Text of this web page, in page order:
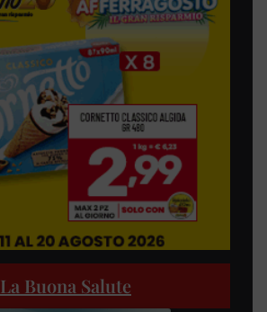
La Buona Salute